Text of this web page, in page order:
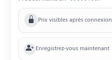
Prix visibles après connexion
Enregistrez-vous maintenant